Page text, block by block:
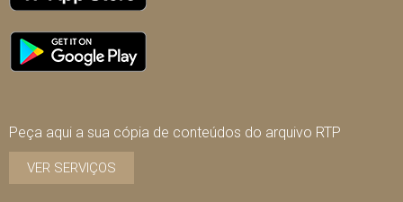
Peça aqui a sua cópia de conteúdos do arquivo RTP
VER SERVIÇOS